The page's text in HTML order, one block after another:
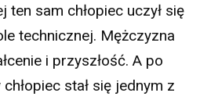
ten sam chłopiec uczył się
technicznej. Mężczyzna
i przyszłość. A po
stał się jednym z